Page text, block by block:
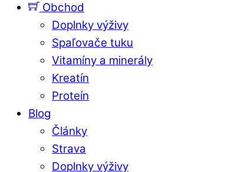
Obchod
Doplnky výživy
Spaľovače tuku
Vitamíny a minerály
Kreatín
Proteín
Blog
Články
Strava
Doplnky výživy